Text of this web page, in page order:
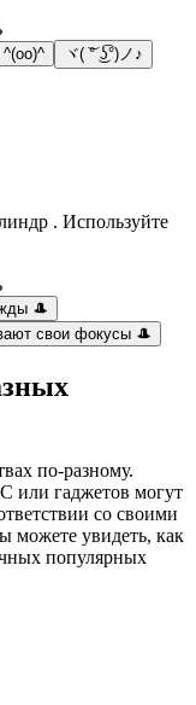
^(oo)^
ヾ( ͝° ͜ʖ͡°)ノ♪
. Используйте
🎩
свои фокусы 🎩
по-разному.
или гаджетов могут
со своими
можете увидеть, как
популярных